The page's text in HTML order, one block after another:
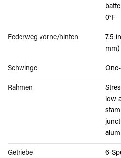
0°F
Federweg vorne/hinten
7.5
mm)
Schwinge
Rahmen
low
Getriebe 6-